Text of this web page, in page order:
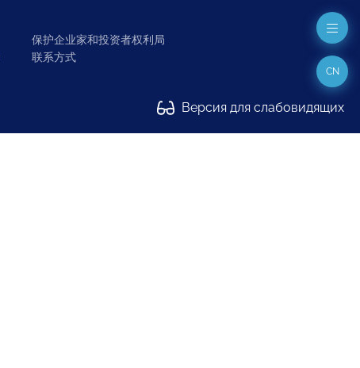
保护企业家和投资者权利局
联系方式
Версия для слабовидящих
CN